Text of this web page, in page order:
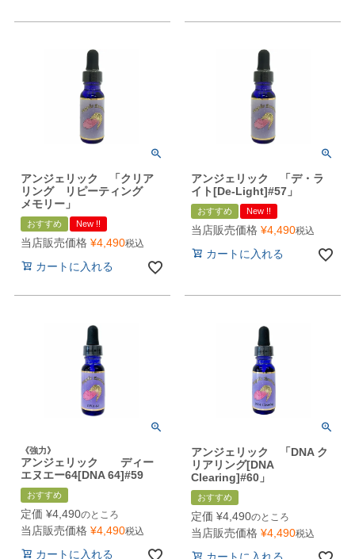
アンジェリック 「クリア
リング リピーティング
メモリー」
おすすめ New !!
当店販売価格 ¥4,490税込
カートに入れる
アンジェリック 「デ・ラ
イト[De-Light]#57」
おすすめ New !!
当店販売価格 ¥4,490税込
カートに入れる
《強力》
アンジェリック ディー
エヌエー64[DNA 64]#59
おすすめ
定価 ¥4,490のところ
当店販売価格 ¥4,490税込
カートに入れる
アンジェリック 「DNA ク
リアリング[DNA
Clearing]#60」
おすすめ
定価 ¥4,490のところ
当店販売価格 ¥4,490税込